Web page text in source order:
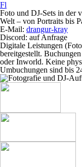
Fl
Foto und DJ-Sets in der
Welt – von Portraits bis
E-Mail: drangur-kray
Discord: auf Anfrage
Digitale Leistungen
bereitgestellt.
oder Inworld. Keine
Umbuchungen sind bis